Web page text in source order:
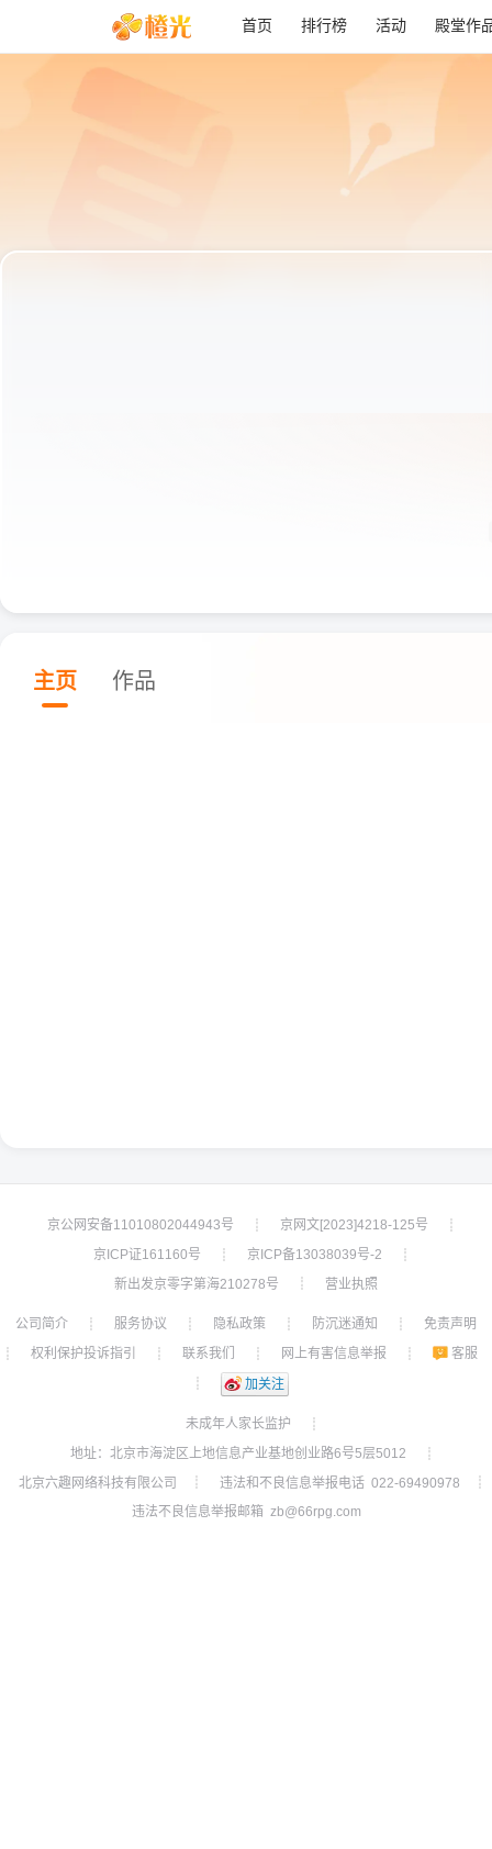
首页 排行榜 活动 殿堂作
主页 作品
京公网安备11010802044943号 ┊ 京网文[2023]4218-125号
┊
京ICP证161160号
┊ 京ICP备13038039号-2
┊
新出发京零字第海210278号
┊ 营业执照
公司简介 ┊ 服务协议 ┊ 隐私政策 ┊ 防沉迷通知 ┊
免责声明
┊
权利保护投诉指引 ┊ 联系我们 ┊ 网上有害信息举报 ┊
客服
┊
加关注
未成年人家长监护
┊
地址：北京市海淀区上地信息产业基地创业路6号5层5012
┊
北京六趣网络科技有限公司
┊ 违法和不良信息举报电话 022-69490978
┊
违法不良信息举报邮箱 zb@66rpg.com